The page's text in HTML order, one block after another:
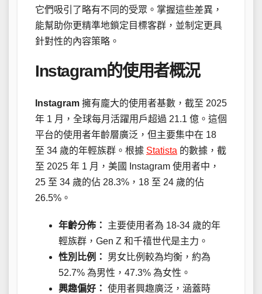
它們吸引了略有不同的受眾。掌握這些差異，
能幫助你更精準地鎖定目標客群，並制定更具
針對性的內容策略。
Instagram的使用者概況
Instagram 擁有龐大的使用者基數，截至 2025
年 1 月，全球每月活躍用戶超過 21.1 億。這個
平台的使用者年齡層廣泛，但主要集中在 18
至 34 歲的年輕族群。根據 Statista 的數據，截
至 2025 年 1 月，美國 Instagram 使用者中，
25 至 34 歲的佔 28.3%，18 至 24 歲的佔
26.5%。
年齡分佈：
主要使用者為 18-34 歲的年
輕族群，Gen Z 和千禧世代是主力。
性別比例：
男女比例較為均衡，約為
52.7% 為男性，47.3% 為女性。
興趣偏好： 使用者興趣廣泛，涵蓋時